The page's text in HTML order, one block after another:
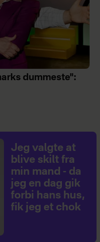
dummeste":
Jeg valgte at
blive skilt fra
min mand - da
jeg en dag gik
forbi hans hus,
fik jeg et chok